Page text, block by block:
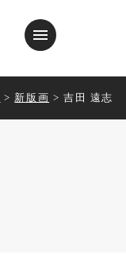
menu
> 新版画 > 吉田 遠志